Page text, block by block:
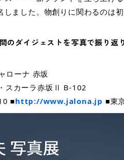
しました。物創りに関わるのは
のダイジェストを写真で振り
ローナ 赤坂
スカーラ赤坂Ⅱ B-102
■http://www.jalona.jp ■東